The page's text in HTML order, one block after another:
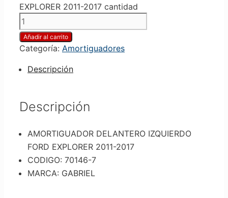
EXPLORER 2011-2017 cantidad
Añadir al carrito
Categoría: Amortiguadores
Descripción
Descripción
AMORTIGUADOR DELANTERO IZQUIERDO
FORD EXPLORER 2011-2017
CODIGO: 70146-7
MARCA: GABRIEL